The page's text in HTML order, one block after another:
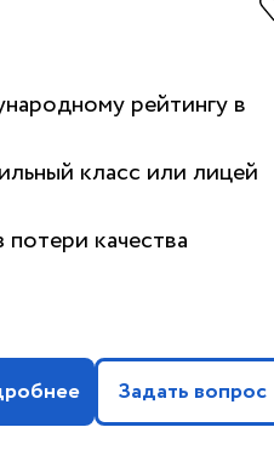
рейтингу в
класс или лицей
качества
Задать вопрос